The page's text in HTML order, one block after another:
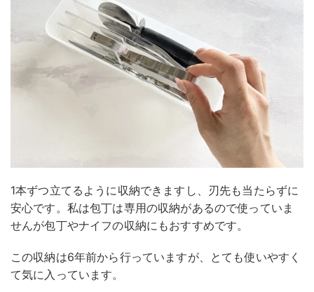
1本ずつ立てるように収納できますし、刃先も当たらずに
安心です。私は包丁は専用の収納があるので使っていま
せんが包丁やナイフの収納にもおすすめです。
この収納は6年前から行っていますが、とても使いやすく
て気に入っています。